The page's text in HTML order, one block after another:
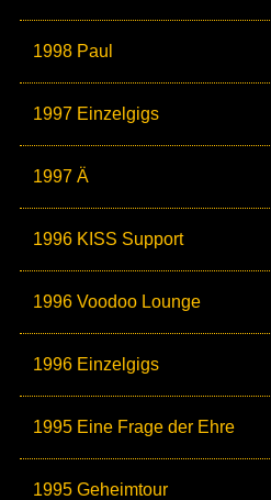
1998 Paul
1997 Einzelgigs
1997 Ä
1996 KISS Support
1996 Voodoo Lounge
1996 Einzelgigs
1995 Eine Frage der Ehre
1995 Geheimtour